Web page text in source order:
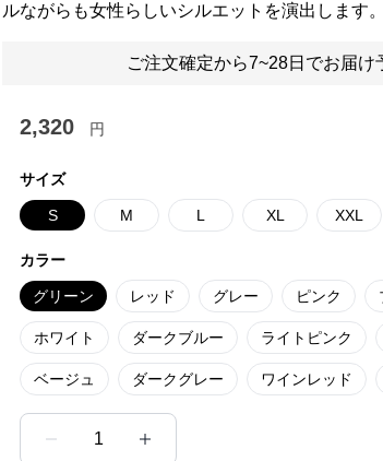
ルながらも女性らしいシルエットを演出します。
ご注文確定から7~28日でお届け
2,320 円
サイズ
S M L XL XXL
カラー
グリーン レッド グレー ピンク
ホワイト ダークブルー ライトピンク
ベージュ ダークグレー ワインレッド
1